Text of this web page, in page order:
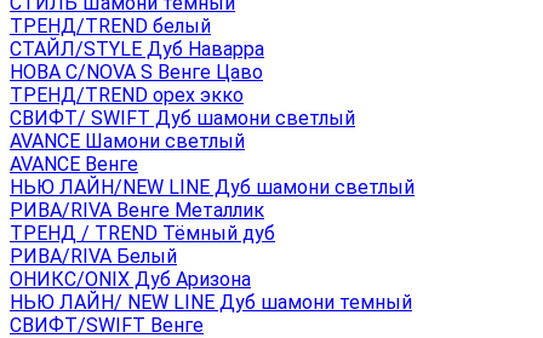
ТРЕНД/TREND белый
СТАЙЛ/STYLE Дуб Наварра
НОВА С/NOVA S Венге Цаво
ТРЕНД/TREND орех экко
СВИФТ/ SWIFT Дуб шамони светлый
AVANCE Шамони светлый
AVANCE Венге
НЬЮ ЛАЙН/NEW LINE Дуб шамони светлый
РИВА/RIVA Венге Металлик
TРЕНД / TREND Тёмный дуб
РИВА/RIVA Белый
ОНИКС/ONIX Дуб Аризона
НЬЮ ЛАЙН/ NEW LINE Дуб шамони темный
СВИФТ/SWIFT Венге